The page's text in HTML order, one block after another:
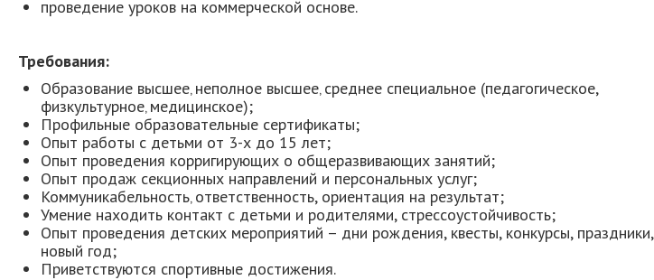
проведение уроков на коммерческой основе.
Требования:
Образование высшее‚ неполное высшее‚ среднее специальное (педагогическое,
физкультурное‚ медицинское);
Профильные образовательные сертификаты;
Опыт работы с детьми от 3-х до 15 лет;
Опыт проведения корригирующих о общеразвивающих занятий;
Опыт продаж секционных направлений и персональных услуг;
Коммуникабельность‚ ответственность, ориентация на результат;
Умение находить контакт с детьми и родителями, стрессоустойчивость;
Опыт проведения детских мероприятий – дни рождения, квесты, конкурсы, праздники,
новый год;
Приветствуются спортивные достижения.